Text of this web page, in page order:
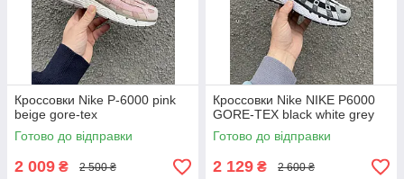
Кроссовки Nike P-6000 pink
beige gore-tex
Готово до відправки
2 009 ₴ 2 500 ₴
Кроссовки Nike NIKE P6000
GORE-TEX black white grey
Готово до відправки
2 129 ₴ 2 600 ₴